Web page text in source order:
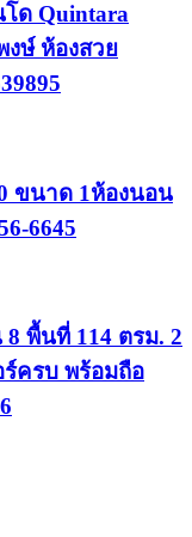
ด Quintara
งษ์ ห้องสวย
ขนาด 1ห้องนอน
6645
พื้นที่ 114 ตรม. 2
ร์ครบ พร้อมถือ